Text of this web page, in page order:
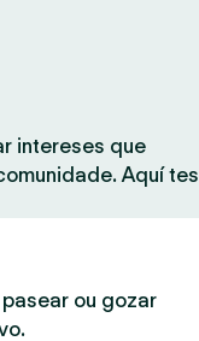
intereses que
Aquí tes
ou gozar